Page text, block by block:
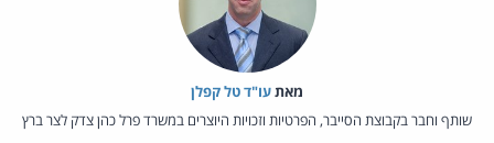
מאת‏עו"ד טל קפלן
שותף וחבר בקבוצת הסייבר, הפרטיות וזכויות היוצרים במשרד פרל כהן צדק לצר ברץ